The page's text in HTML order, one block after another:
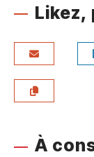
Likez,
À